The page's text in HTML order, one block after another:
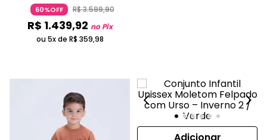
60%OFF R$3.599,90
R$ 1.439,92 no Pix
ou 5x de R$ 359,98